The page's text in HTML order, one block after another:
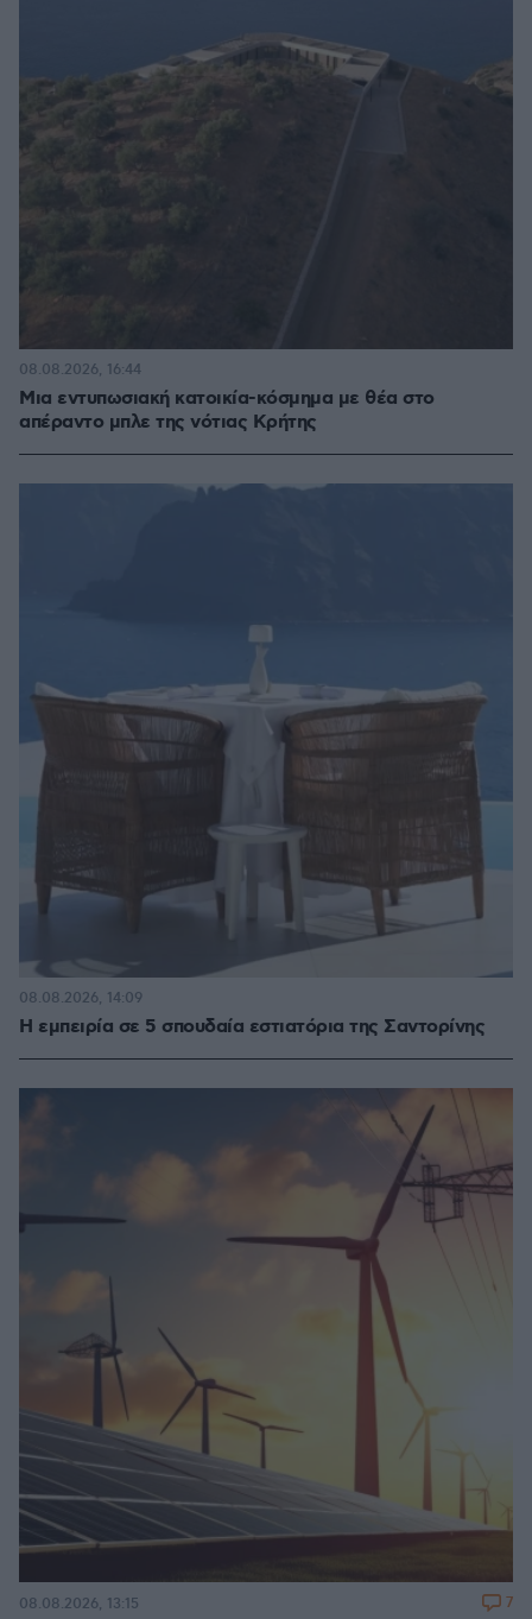
Μια εντυπωσιακή κατοικία-κόσμημα με θέα στο
απέραντο μπλε της νότιας Κρήτης
08.08.2026, 16:44
Η εμπειρία σε 5 σπουδαία εστιατόρια της Σαντορίνης
08.08.2026, 14:09
08.08.2026, 13:15 7